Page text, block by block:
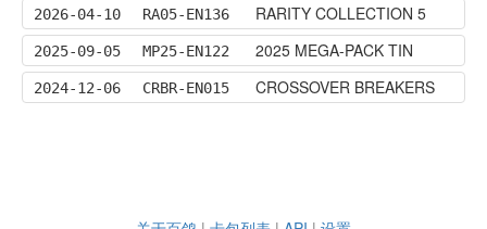
2026-04-10 RA05-EN136 RARITY COLLECTION 5
2025-09-05 MP25-EN122 2025 MEGA-PACK TIN
2024-12-06 CRBR-EN015 CROSSOVER BREAKERS